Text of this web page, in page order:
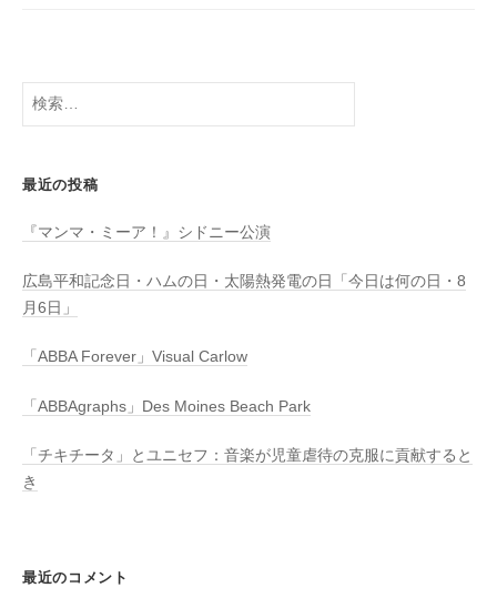
検
最近の投稿
『マンマ・ミーア！』シドニー公演
広島平和記念日・ハムの日・太陽熱発電の日「今日は何の日・8
月6日」
「ABBA Forever」Visual Carlow
「ABBAgraphs」Des Moines Beach Park
「チキチータ」とユニセフ：音楽が児童虐待の克服に貢献すると
き
最近のコメント